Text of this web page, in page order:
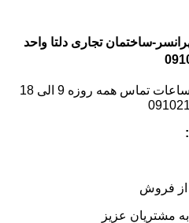
ساختمان تجاری دلتا واحد
مشتریان عزیز